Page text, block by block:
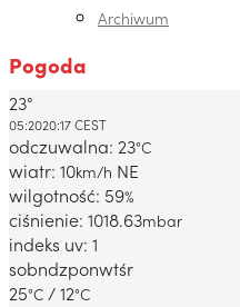
Archiwum
Pogoda
Dabrowa Gornicza, PL
23°
05:2020:17 CEST
odczuwalna: 23°C
wiatr: 10km/h NE
wilgotność: 59%
ciśnienie: 1018.63mbar
indeks uv: 1
sobndzponwtśr
25°C / 12°C